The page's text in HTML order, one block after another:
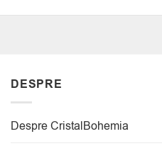
DESPRE
Despre CristalBohemia